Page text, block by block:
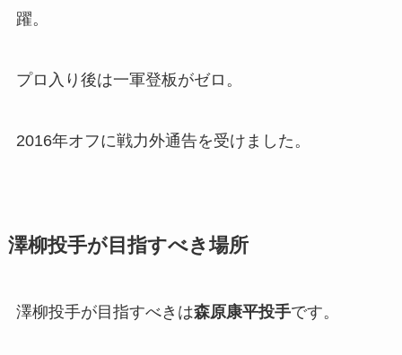
躍。
プロ入り後は一軍登板がゼロ。
2016年オフに戦力外通告を受けました。
澤柳投手が目指すべき場所
澤柳投手が目指すべきは森原康平投手です。